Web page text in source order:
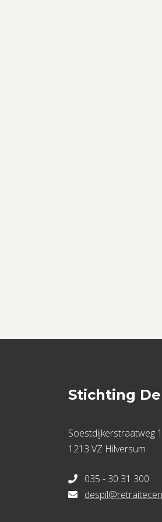
Stichting
Soestdijkerstraatweg
1213 VZ Hilversum
035 - 30 31 300